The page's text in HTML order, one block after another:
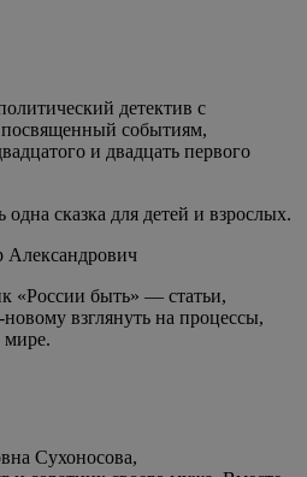
детектив с
событиям,
и двадцать первого
сказка для детей и взрослых.
«России быть» — статьи,
взглянуть на процессы,
мире.
Сухоносова,